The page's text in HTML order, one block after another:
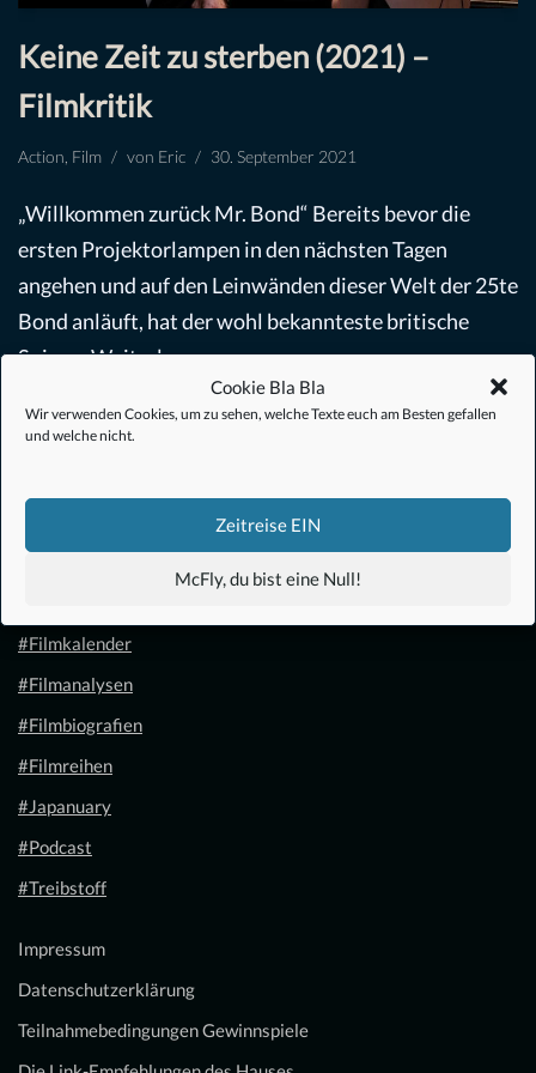
Cookie Bla Bla
Wir verwenden Cookies, um zu sehen, welche Texte euch am Besten gefallen
und welche nicht.
Zeitreise EIN
McFly, du bist eine Null!
Keine Zeit zu sterben (2021) –
Filmkritik
Action Film von Eric 30. September 2021
„Willkommen zurück Mr. Bond“ Bereits bevor die
ersten Projektorlampen in den nächsten Tagen
angehen und auf den Leinwänden dieser Welt der 25te
Bond anläuft, hat der wohl bekannteste britische
Spion…Weiterlesen »
#Filmkalender
#Filmanalysen
#Filmbiografien
#Filmreihen
#Japanuary
#Podcast
#Treibstoff
Impressum
Datenschutzerklärung
Teilnahmebedingungen Gewinnspiele